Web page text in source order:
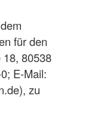
für den
80538
E-Mail:
zu